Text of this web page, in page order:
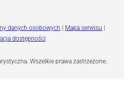
Wszelkie prawa zastrzeżone.
danych osobowych | Mapa serwisu |
dostępności